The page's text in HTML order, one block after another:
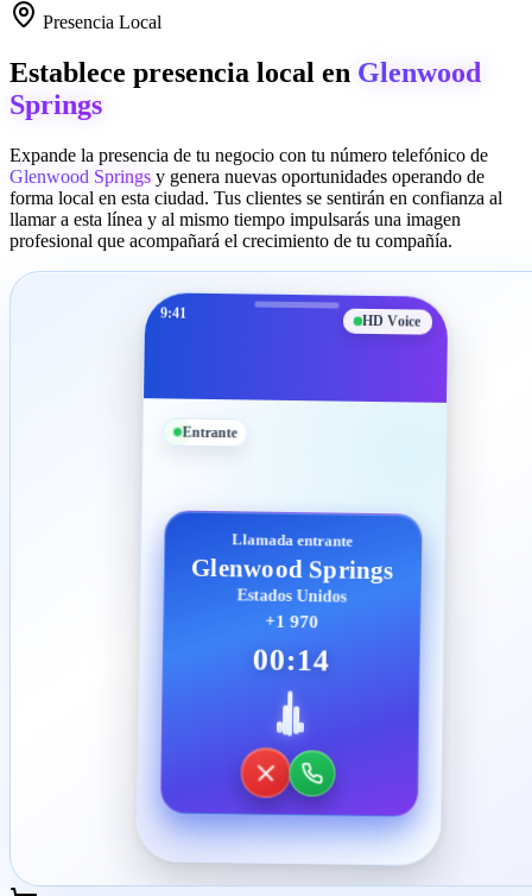
Presencia Local
Establece presencia local en Glenwood
Springs
Expande la presencia de tu negocio con tu número telefónico de
Glenwood Springs y genera nuevas oportunidades operando de
forma local en esta ciudad. Tus clientes se sentirán en confianza al
llamar a esta línea y al mismo tiempo impulsarás una imagen
profesional que acompañará el crecimiento de tu compañía.
9:41 HD Voice
Entrante
Llamada entrante
Glenwood Springs
Estados Unidos
+1 970
00:14